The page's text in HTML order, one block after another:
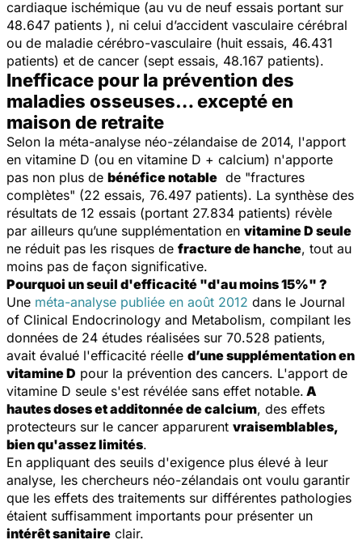
cardiaque ischémique (au vu de neuf essais portant sur
48.647 patients ), ni celui d’accident vasculaire cérébral
ou de maladie cérébro-vasculaire (huit essais, 46.431
patients) et de cancer (sept essais, 48.167 patients).
Inefficace pour la prévention des
maladies osseuses… excepté en
maison de retraite
Selon la méta-analyse néo-zélandaise de 2014, l'apport
en vitamine D (ou en vitamine D + calcium) n'apporte
pas non plus de bénéfice notable de "fractures
complètes" (22 essais, 76.497 patients). La synthèse des
résultats de 12 essais (portant 27.834 patients) révèle
par ailleurs qu’une supplémentation en vitamine D seule
ne réduit pas les risques de fracture de hanche, tout au
moins pas de façon significative.
Pourquoi un seuil d'efficacité "d'au moins 15%" ?
Une méta-analyse publiée en août 2012 dans le Journal
of Clinical Endocrinology and Metabolism, compilant les
données de 24 études réalisées sur 70.528 patients,
avait évalué l'efficacité réelle d’une supplémentation en
vitamine D pour la prévention des cancers. L'apport de
vitamine D seule s'est révélée sans effet notable. A
hautes doses et additonnée de calcium, des effets
protecteurs sur le cancer apparurent vraisemblables,
bien qu'assez limités.
En appliquant des seuils d'exigence plus élevé à leur
analyse, les chercheurs néo-zélandais ont voulu garantir
que les effets des traitements sur différentes pathologies
étaient suffisamment importants pour présenter un
intérêt sanitaire clair.